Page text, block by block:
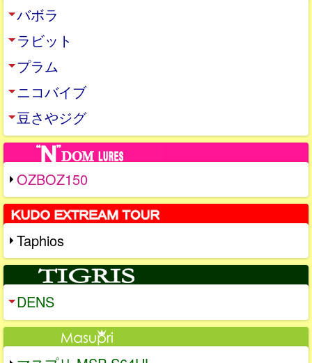
バボラ
ラビット
プラム
ニコバイブ
豆さやジグ
OZBOZ150
Taphios
DENS